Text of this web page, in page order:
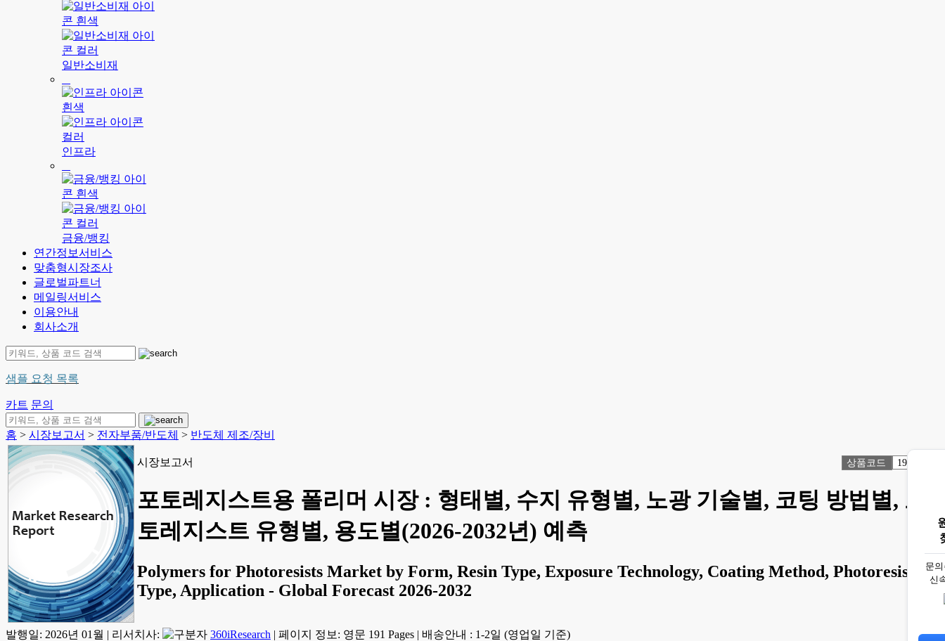
일반소비재
인프라
금융/뱅킹
연간정보서비스
맞춤형시장조사
글로벌파트너
메일링서비스
이용안내
회사소개
샘플 요청 목록
카트 문의
홈 > 시장보고서 > 전자부품/반도체 > 반도체 제조/장비
시장보고서 상품코드 1918604
포토레지스트용 폴리머 시장 : 형태별, 수지 유형별, 노광 기술별, 코팅 방법별, 포
토레지스트 유형별, 용도별(2026-2032년) 예측
Polymers for Photoresists Market by Form, Resin Type, Exposure Technology, Coating Method, Photoresist
Type, Application - Global Forecast 2026-2032
발행일: 2026년 01월 | 리서치사: 360iResearch | 페이지 정보: 영문 191 Pages | 배송안내 : 1-2일 (영업일 기준)
문
신